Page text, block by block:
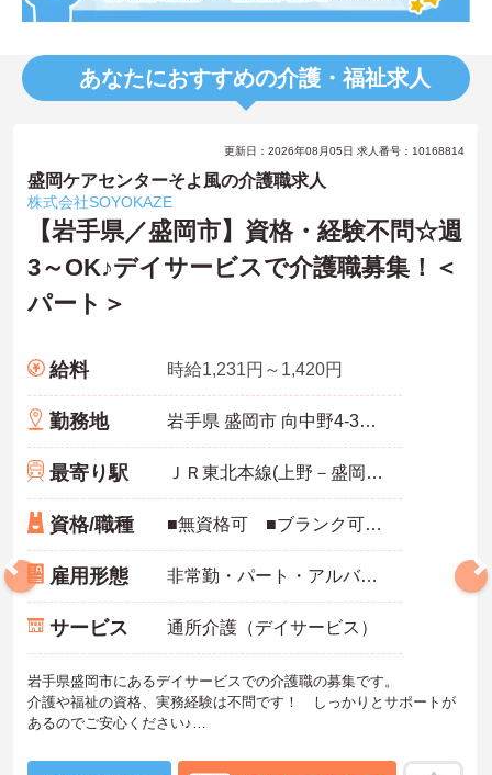
あなたにおすすめの介護・福祉求人
更新日：2026年08月05日 求人番号：10168814
盛岡ケアセンターそよ風の介護職求人
株式会社SOYOKAZE
【岩手県／盛岡市】資格・経験不問☆週
3～OK♪デイサービスで介護職募集！＜
パート＞
給料 時給1,231円～1,420円
勤務地 岩手県 盛岡市 向中野4-35-22
最寄り駅 ＪＲ東北本線(上野－盛岡)「仙北町駅」徒歩21分
資格/職種 ■無資格可 ■ブランク可 ■未経験可 ■普通自動車免許
雇用形態 非常勤・パート・アルバイト
サービス 通所介護（デイサービス）
岩手県盛岡市にあるデイサービスでの介護職の募集です。
介護や福祉の資格、実務経験は不問です！ しっかりとサポートが
あるのでご安心ください♪
っています☆